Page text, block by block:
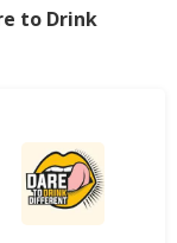
to Drink